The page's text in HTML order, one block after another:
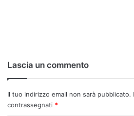
Lascia un commento
Il tuo indirizzo email non sarà pubblicato.
contrassegnati *